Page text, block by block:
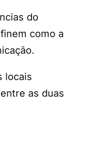
do
como a
locais
as duas